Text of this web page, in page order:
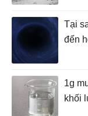
Tại
đến
1g
khối